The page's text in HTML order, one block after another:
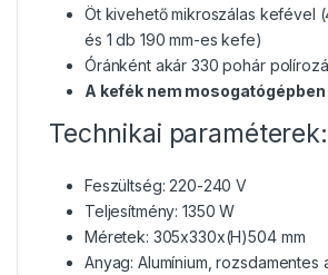
Öt kivehető mikroszálas kefével
és 1 db 190 mm-es kefe)
Óránként akár 330 pohár
A kefék nem
Technikai paraméterek:
Feszültség: 220-240 V
Teljesítmény: 1350 W
Méretek: 305x330x(H)504 mm
Anyag: Alumínium, rozsdamentes